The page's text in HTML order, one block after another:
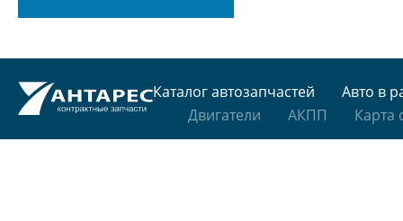
Каталог автозапчастей
Авто в
Двигатели
АКПП Карта